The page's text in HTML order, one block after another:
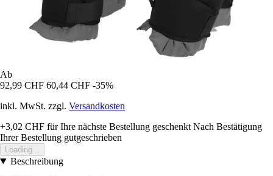
Ab
92,99 CHF 60,44 CHF -35%
inkl. MwSt. zzgl. Versandkosten
+3,02 CHF für Ihre nächste Bestellung geschenkt Nach Bestätigung
Ihrer Bestellung gutgeschrieben
Loading...
Beschreibung